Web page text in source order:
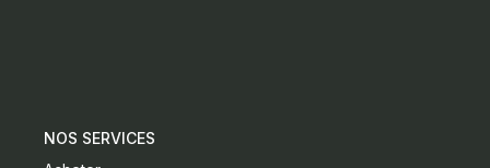
NOS SERVICES